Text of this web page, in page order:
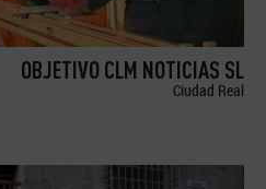
OBJETIVO CLM NOTICIAS SL
Ciudad Real